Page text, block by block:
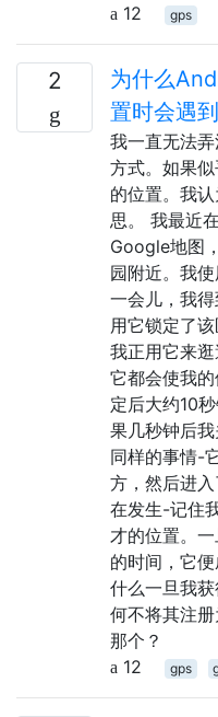
12
gps
2
为什么
置时会遇
我一直无法
方式。如果
的位置。我
思。 我最近
Google地图
园附近。我
一会儿，我
用它锁定了
我正用它来
它都会使我
定后大约10
果几秒钟后
同样的事情-
方，然后进
在发生-记住
才的位置。
的时间，它
什么一旦我
何不将其注
那个？
12
gps